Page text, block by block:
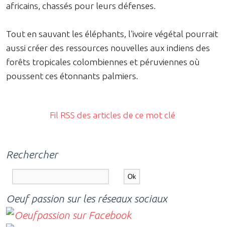
africains, chassés pour leurs défenses.
Tout en sauvant les éléphants, l'ivoire végétal pourrait
aussi créer des ressources nouvelles aux indiens des
forêts tropicales colombiennes et péruviennes où
poussent ces étonnants palmiers.
Fil RSS des articles de ce mot clé
Rechercher
Oeuf passion sur les réseaux sociaux